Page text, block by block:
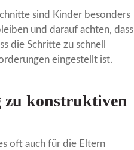
sind Kinder besonders
und darauf achten, dass
die Schritte zu schnell
eingestellt ist.
zu konstruktiven
oft auch für die Eltern